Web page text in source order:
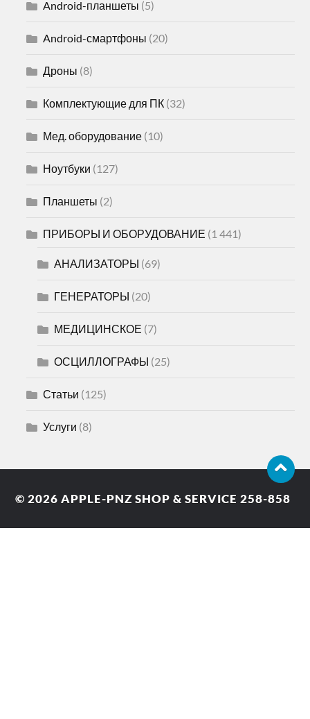
Android-планшеты (5)
Android-смартфоны (20)
Дроны (8)
Комплектующие для ПК (32)
Мед. оборудование (10)
Ноутбуки (127)
Планшеты (2)
ПРИБОРЫ И ОБОРУДОВАНИЕ (1 441)
АНАЛИЗАТОРЫ (69)
ГЕНЕРАТОРЫ (20)
МЕДИЦИНСКОЕ (7)
ОСЦИЛЛОГРАФЫ (25)
Статьи (125)
Услуги (8)
© 2026APPLE-PNZ SHOP & SERVICE 258-858